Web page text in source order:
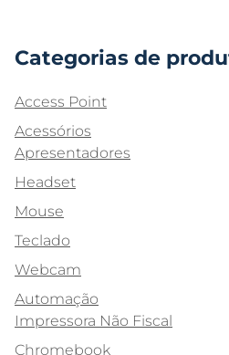
Categorias de
Access Point
Acessórios
Apresentadores
Headset
Mouse
Teclado
Webcam
Automação
Impressora Não Fiscal
Chromebook